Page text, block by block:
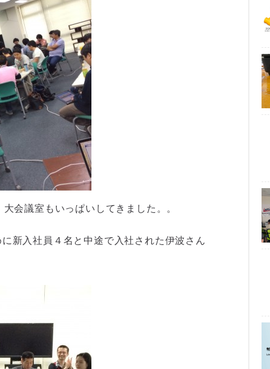
会議室もいっぱいしてきました。。
新入社員４名と中途で入社された伊波さん